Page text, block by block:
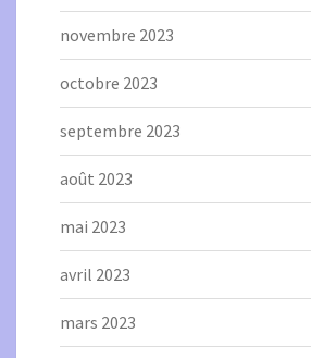
novembre 2023
octobre 2023
septembre 2023
août 2023
mai 2023
avril 2023
mars 2023